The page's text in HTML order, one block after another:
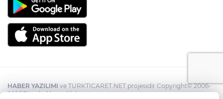
HABER YAZILIMI ve TURKTICARET.NET projesidir Copyright© 2006-
2026 Tüm hakları saklıdır.